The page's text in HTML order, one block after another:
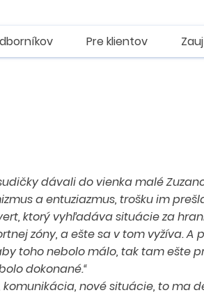
Pre klientov
dávali do vienka malé
a entuziazmus, trošku im
ktorý vyhľadáva situácie za
zóny, a ešte sa v tom vyžíva. A
toho nebolo málo, tak tam ešte
dokonané.“
komunikácia, nové situácie, to ma